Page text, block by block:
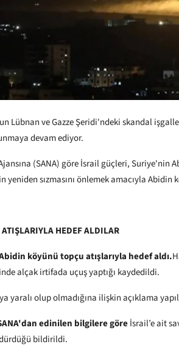
Lübnan ve Gazze Şeridi'ndeki skandal
devam ediyor.
(SANA) göre İsrail güçleri, Suriye'nin
yeniden sızmasını önlemek amacıyla Abidin
ATIŞLARIYLA HEDEF ALDILAR
köyünü topçu atışlarıyla hedef aldı.
alçak irtifada uçuş yaptığı kaydedildi.
yaralı olup olmadığına ilişkin açıklama
edinilen bilgilere göreİsrail’e ait
bildirildi.